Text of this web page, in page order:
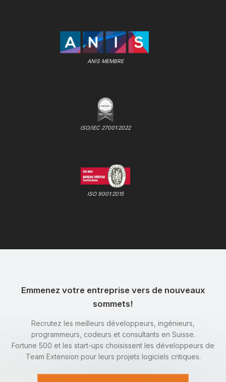
ANIS MEMBRE
ISO/IEC 27001:2022
ISO 9001:2015
Emmenez votre entreprise vers de nouveaux
sommets!
Recrutez les meilleurs développeurs, ingénieurs,
programmeurs, codeurs et consultants en Suisse.
Fortune 500 et les start-ups choisissent les développeurs de
Team Extension pour leurs projets logiciels critiques.